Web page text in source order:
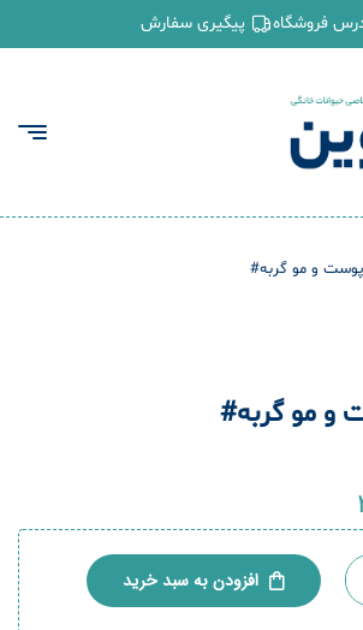
فروشگاه پیگیری سفارش
و مو گربه#
و مو گربه#
افزودن به سبد خرید